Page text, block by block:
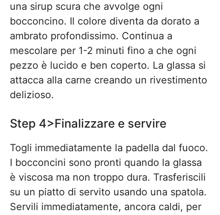
una sirup scura che avvolge ogni
bocconcino. Il colore diventa da dorato a
ambrato profondissimo. Continua a
mescolare per 1-2 minuti fino a che ogni
pezzo è lucido e ben coperto. La glassa si
attacca alla carne creando un rivestimento
delizioso.
Step 4>Finalizzare e servire
Togli immediatamente la padella dal fuoco.
I bocconcini sono pronti quando la glassa
è viscosa ma non troppo dura. Trasferiscili
su un piatto di servito usando una spatola.
Servili immediatamente, ancora caldi, per